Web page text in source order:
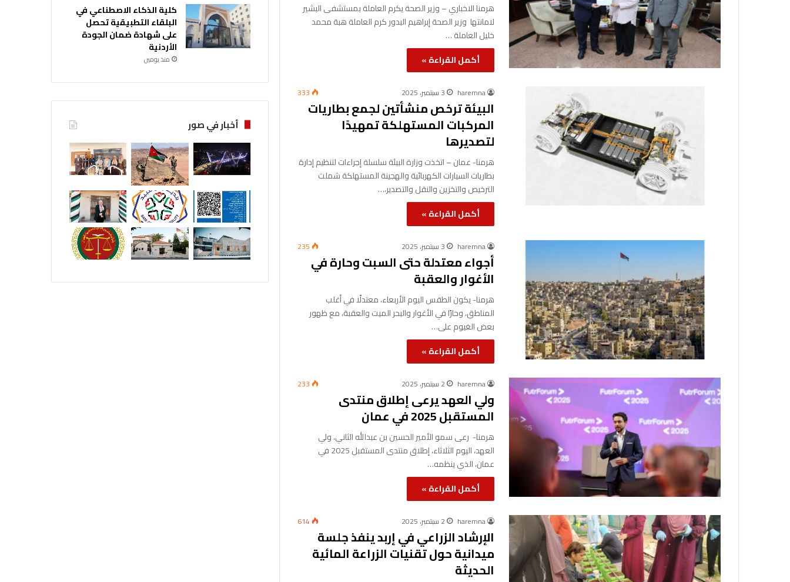
هرمنا الاخباري – وزير الصحة يكرم العاملة بمستشفى البشير
لامانتها وزير الصحة إبراهيم البدور كرم العاملة هبة محمد
خليل العاملة …
أكمل القراءة »
haremna 3 سبتمبر، 2025 333
البيئة ترخص منشأتين لجمع بطاريات
المركبات المستهلكة تمهيدًا
لتصديرها
هرمنا- عمان – اتخذت وزارة البيئة سلسلة إجراءات لتنظيم إدارة
بطاريات السيارات الكهربائية والهجينة المستهلكة شملت
الترخيص والتخزين والنقل والتصدير،…
أكمل القراءة »
haremna 3 سبتمبر، 2025 235
أجواء معتدلة حتى السبت وحارة في
الأغوار والعقبة
هرمنا- يكون الطقس اليوم الأربعاء، معتدلًا في أغلب
المناطق، وحارًا في الأغوار والبحر الميت والعقبة، مع ظهور
بعض الغيوم على…
أكمل القراءة »
haremna 2 سبتمبر، 2025 233
ولي العهد يرعى إطلاق منتدى
المستقبل 2025 في عمان
هرمنا- رعى سمو الأمير الحسين بن عبدالله الثاني، ولي
العهد، اليوم الثلاثاء، إطلاق منتدى المستقبل 2025 في
عمان، الذي ينظمه…
أكمل القراءة »
haremna 2 سبتمبر، 2025 614
الإرشاد الزراعي في إربد ينفذ جلسة
ميدانية حول تقنيات الزراعة المائية
الحديثة
كلية الذكاء الاصطناعي في
البلقاء التطبيقية تحصل
على شهادة ضمان الجودة
الأردنية
منذ يومين
أخبار في صور